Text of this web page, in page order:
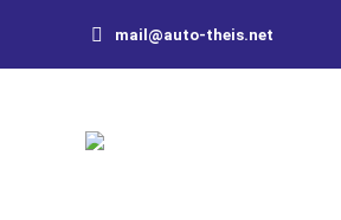
mail@auto-theis.net